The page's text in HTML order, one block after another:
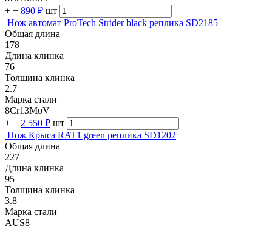
+ − 890 ₽ шт
Нож автомат ProTech Strider black реплика SD2185
Общая длина
178
Длина клинка
76
Толщина клинка
2.7
Марка стали
8Cr13MoV
+ − 2 550 ₽ шт
Нож Крыса RAT1 green реплика SD1202
Общая длина
227
Длина клинка
95
Толщина клинка
3.8
Марка стали
AUS8